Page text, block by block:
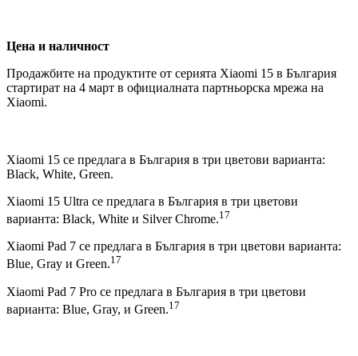
Цена и наличност
Продажбите на продуктите от серията Xiaomi 15 в България
стартират на 4 март в официалната партньорска мрежа на
Xiaomi.
Xiaomi 15 се предлага в България в три цветови варианта:
Black, White, Green.
Xiaomi 15 Ultra се предлага в България в три цветови
варианта: Black, White и Silver Chrome.17
Xiaomi Pad 7 се предлага в България в три цветови варианта:
Blue, Gray и Green.17
Xiaomi Pad 7 Pro се предлага в България в три цветови
варианта: Blue, Gray, и Green.17